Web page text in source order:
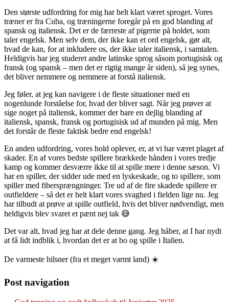
Den største udfordring for mig har helt klart været sproget. Vores
træner er fra Cuba, og træningerne foregår på en god blanding af
spansk og italiensk. Det er de færreste af pigerne på holdet, som
taler engelsk. Men selv dem, der ikke kan et ord engelsk, gør alt,
hvad de kan, for at inkludere os, der ikke taler italiensk, i samtalen.
Heldigvis har jeg studeret andre latinske sprog såsom portugisisk og
fransk (og spansk – men det er rigtig mange år siden), så jeg synes,
det bliver nemmere og nemmere at forstå italiensk.
Jeg føler, at jeg kan navigere i de fleste situationer med en
nogenlunde forståelse for, hvad der bliver sagt. Når jeg prøver at
sige noget på italiensk, kommer der bare en dejlig blanding af
italiensk, spansk, fransk og portugisisk ud af munden på mig. Men
det forstår de fleste faktisk bedre end engelsk!
En anden udfordring, vores hold oplever, er, at vi har været plaget af
skader. En af vores bedste spillere brækkede hånden i vores tredje
kamp og kommer desværre ikke til at spille mere i denne sæson. Vi
har en spiller, der sidder ude med en lyskeskade, og to spillere, som
spiller med fibersprængninger. Tre ud af de fire skadede spillere er
outfieldere – så det er helt klart vores svaghed i fielden lige nu. Jeg
har tilbudt at prøve at spille outfield, hvis det bliver nødvendigt, men
heldigvis blev svaret et pænt nej tak 😅
Det var alt, hvad jeg har at dele denne gang. Jeg håber, at I har nydt
at få lidt indblik i, hvordan det er at bo og spille i Italien.
De varmeste hilsner (fra et meget varmt land) ☀️
Post navigation